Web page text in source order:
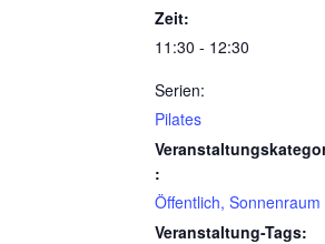
Zeit:
11:30 - 12:30
Serien:
Pilates
:
Öffentlich, Sonnenraum
Veranstaltung-Tags: